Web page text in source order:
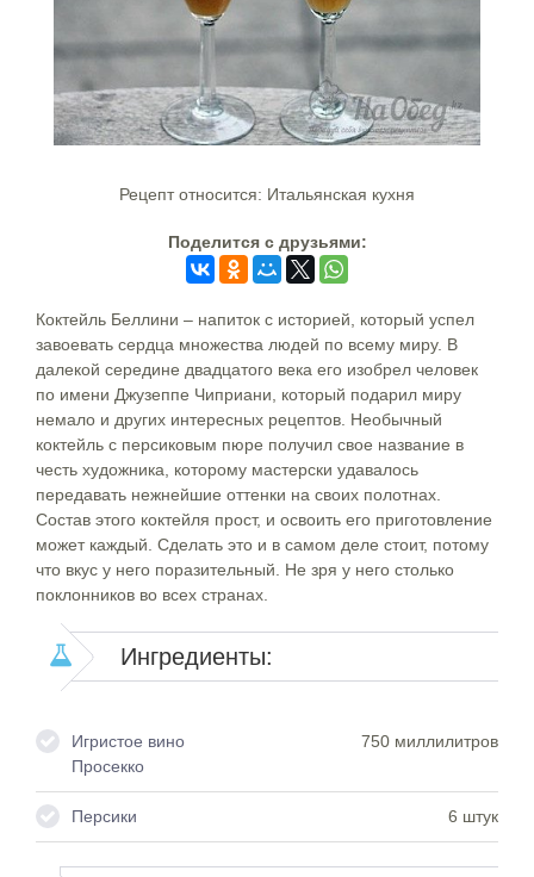
Рецепт относится: Итальянская кухня
Поделится c друзьями:
Коктейль Беллини – напиток с историей, который успел
завоевать сердца множества людей по всему миру. В
далекой середине двадцатого века его изобрел человек
по имени Джузеппе Чиприани, который подарил миру
немало и других интересных рецептов. Необычный
коктейль с персиковым пюре получил свое название в
честь художника, которому мастерски удавалось
передавать нежнейшие оттенки на своих полотнах.
Состав этого коктейля прост, и освоить его приготовление
может каждый. Сделать это и в самом деле стоит, потому
что вкус у него поразительный. Не зря у него столько
поклонников во всех странах.
Ингредиенты:
Игристое вино
Просекко
750 миллилитров
Персики 6 штук